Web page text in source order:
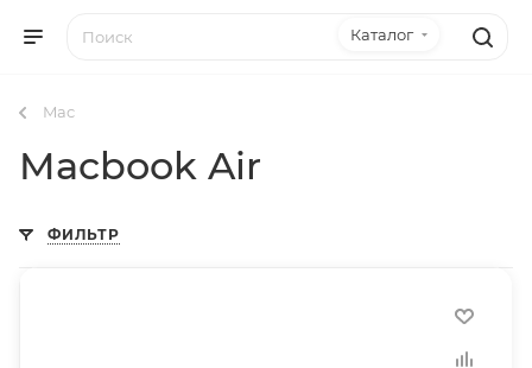
Каталог
Mac
Macbook Air
ФИЛЬТР